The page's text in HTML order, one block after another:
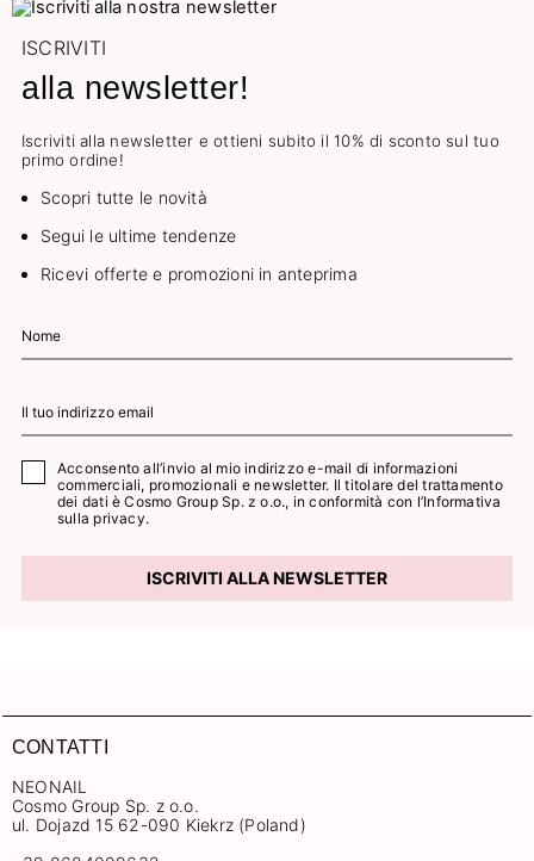
ISCRIVITI
alla newsletter!
Iscriviti alla newsletter e ottieni subito il 10% di sconto sul tuo
primo ordine!
Scopri tutte le novità
Segui le ultime tendenze
Ricevi offerte e promozioni in anteprima
Acconsento all’invio al mio indirizzo e-mail di informazioni
commerciali, promozionali e newsletter. Il titolare del trattamento
dei dati è Cosmo Group Sp. z o.o., in conformità con l’Informativa
sulla privacy.
ISCRIVITI ALLA NEWSLETTER
CONTATTI
NEONAIL
Cosmo Group Sp. z o.o.
ul. Dojazd 15 62-090 Kiekrz (Poland)